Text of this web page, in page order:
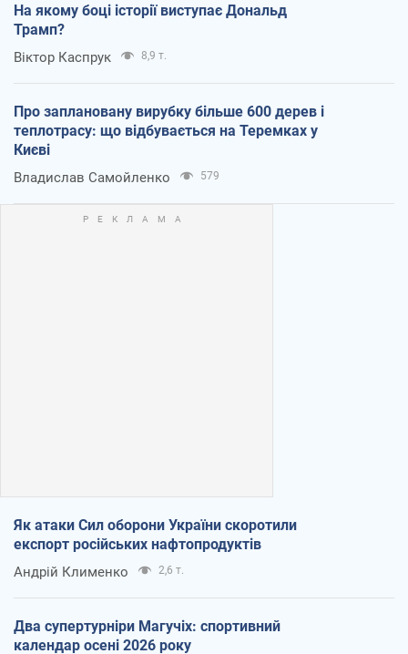
На якому боці історії виступає Дональд
Трамп?
Віктор Каспрук 8,9 т.
Про заплановану вирубку більше 600 дерев і
теплотрасу: що відбувається на Теремках у
Києві
Владислав Самойленко 579
Як атаки Сил оборони України скоротили
експорт російських нафтопродуктів
Андрій Клименко 2,6 т.
Два супертурніри Магучіх: спортивний
календар осені 2026 року